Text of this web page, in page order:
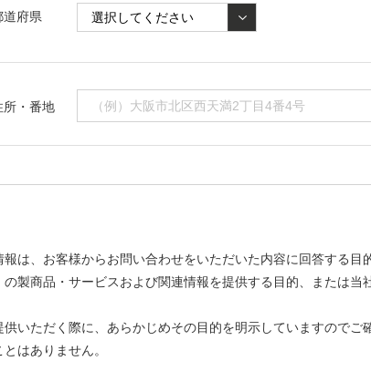
道府県
所・番地
は、お客様からお問い合わせをいただいた内容に回答する目
製商品・サービスおよび関連情報を提供する目的、または当
いただく際に、あらかじめその目的を明示していますのでご
はありません。